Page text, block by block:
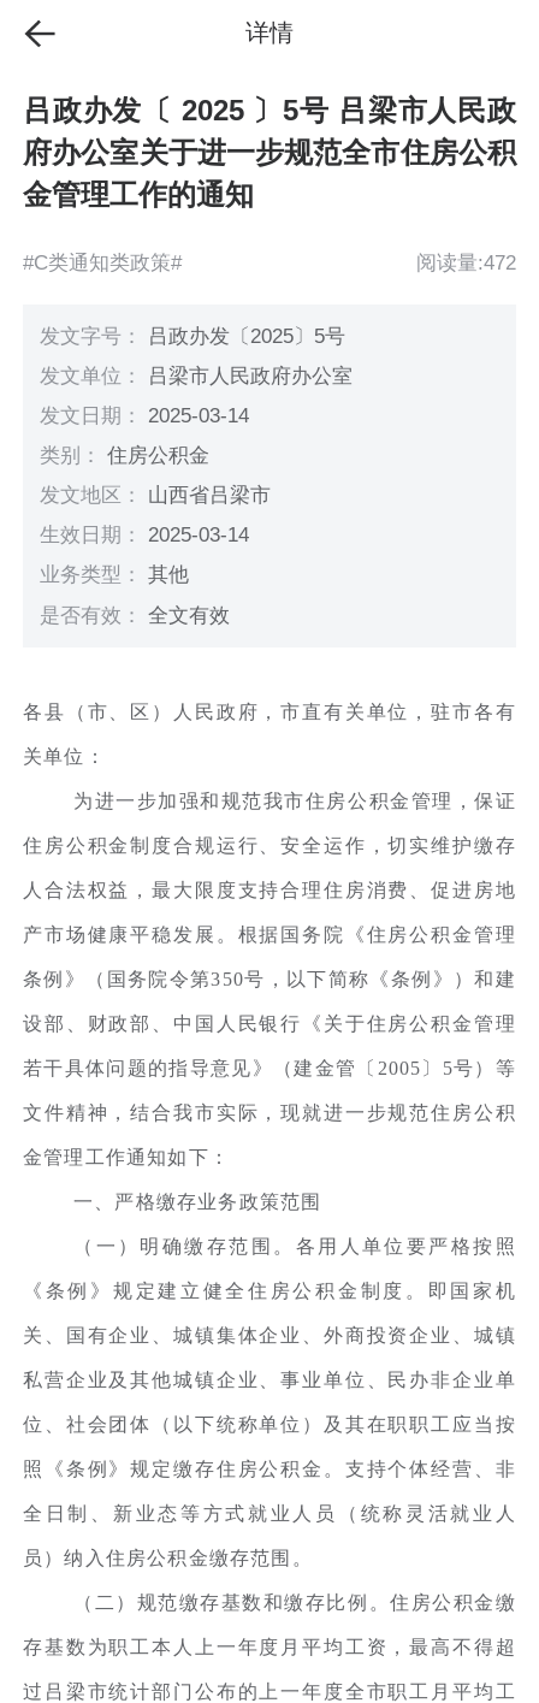
详情
吕政办发〔 2025 〕5号 吕梁市人民政
府办公室关于进一步规范全市住房公积
金管理工作的通知
#C类通知类政策# 阅读量:472
发文字号： 吕政办发〔2025〕5号
发文单位： 吕梁市人民政府办公室
发文日期： 2025-03-14
类别：住房公积金
发文地区： 山西省吕梁市
生效日期： 2025-03-14
业务类型：其他
是否有效：全文有效
各县（市、区）人民政府，市直有关单位，驻市各有
关单位：
为进一步加强和规范我市住房公积金管理，保证
住房公积金制度合规运行、安全运作，切实维护缴存
人合法权益，最大限度支持合理住房消费、促进房地
产市场健康平稳发展。根据国务院《住房公积金管理
条例》（国务院令第350号，以下简称《条例》）和建
设部、财政部、中国人民银行《关于住房公积金管理
若干具体问题的指导意见》（建金管〔2005〕5号）等
文件精神，结合我市实际，现就进一步规范住房公积
金管理工作通知如下：
一、严格缴存业务政策范围
（一）明确缴存范围。各用人单位要严格按照
《条例》规定建立健全住房公积金制度。即国家机
关、国有企业、城镇集体企业、外商投资企业、城镇
私营企业及其他城镇企业、事业单位、民办非企业单
位、社会团体（以下统称单位）及其在职职工应当按
照《条例》规定缴存住房公积金。支持个体经营、非
全日制、新业态等方式就业人员（统称灵活就业人
员）纳入住房公积金缴存范围。
（二）规范缴存基数和缴存比例。住房公积金缴
存基数为职工本人上一年度月平均工资，最高不得超
过吕梁市统计部门公布的上一年度全市职工月平均工